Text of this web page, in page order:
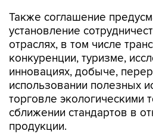
Также соглашение
установление
отраслях, в том числе
конкуренции, туризме,
инновациях, добыче,
использовании полезных
торговле экологическими
сближении стандартов в
продукции.